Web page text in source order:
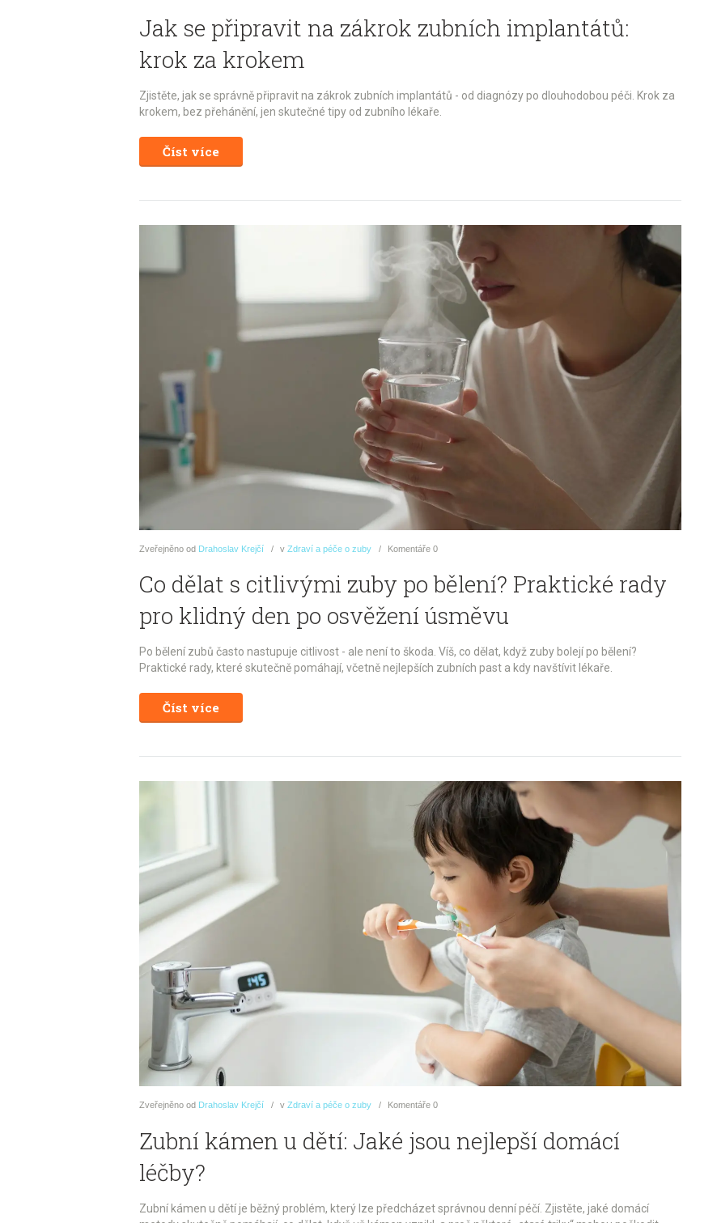
Jak se připravit na zákrok zubních implantátů:
krok za krokem
Zjistěte, jak se správně připravit na zákrok zubních implantátů - od diagnózy po dlouhodobou péči. Krok za
krokem, bez přehánění, jen skutečné tipy od zubního lékaře.
Číst více
Zveřejněno od Drahoslav Krejčí v Zdraví a péče o zuby Komentáře 0
Co dělat s citlivými zuby po bělení? Praktické rady
pro klidný den po osvěžení úsměvu
Po bělení zubů často nastupuje citlivost - ale není to škoda. Víš, co dělat, když zuby bolejí po bělení?
Praktické rady, které skutečně pomáhají, včetně nejlepších zubních past a kdy navštívit lékaře.
Číst více
Zveřejněno od Drahoslav Krejčí v Zdraví a péče o zuby Komentáře 0
Zubní kámen u dětí: Jaké jsou nejlepší domácí
léčby?
Zubní kámen u dětí je běžný problém, který lze předcházet správnou denní péčí. Zjistěte, jaké domácí